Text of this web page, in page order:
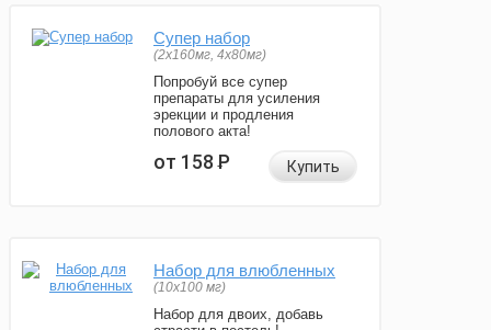
Супер набор
(2х160мг, 4х80мг)
Попробуй все супер
препараты для усиления
эрекции и продления
полового акта!
от 158Р Купить
Набор для влюбленных
(10х100 мг)
Набор для двоих, добавь